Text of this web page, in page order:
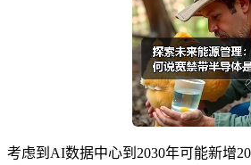
考虑到AI数据中心到2030年可能新增